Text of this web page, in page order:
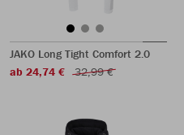
JAKO Long Tight Comfort 2.0
ab 24,74 €
32,99 €